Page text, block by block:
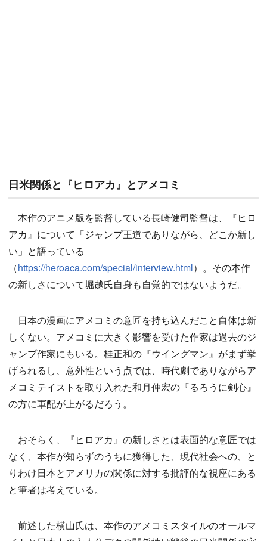
日米関係と『ヒロアカ』とアメコミ
本作のアニメ版を監督している長崎健司監督は、『ヒロ
アカ』について「ジャンプ王道でありながら、どこか新し
い」と語っている
（https://heroaca.com/special/interview.html）。その本作
の新しさについて堀越氏自身も自覚的ではないようだ。
日本の漫画にアメコミの意匠を持ち込んだこと自体は新
しくない。アメコミに大きく影響を受けた作家は過去のジ
ャンプ作家にもいる。桂正和の『ウイングマン』がまず挙
げられるし、意外性という点では、時代劇でありながらア
メコミテイストを取り入れた和月伸宏の『るろうに剣心』
の方に軍配が上がるだろう。
おそらく、『ヒロアカ』の新しさとは表面的な意匠では
なく、本作が知らずのうちに獲得した、現代社会への、と
りわけ日本とアメリカの関係に対する批評的な視座にある
と筆者は考えている。
前述した横山氏は、本作のアメコミスタイルのオールマ